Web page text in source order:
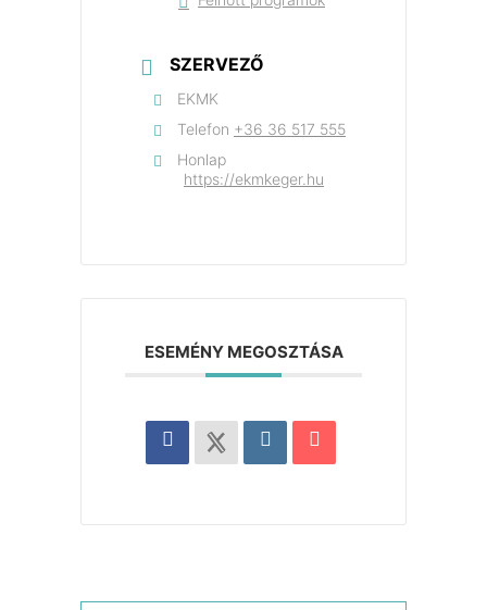
SZERVEZŐ
EKMK
Telefon +36 36 517 555
Honlap
https://ekmkeger.hu
ESEMÉNY MEGOSZTÁSA